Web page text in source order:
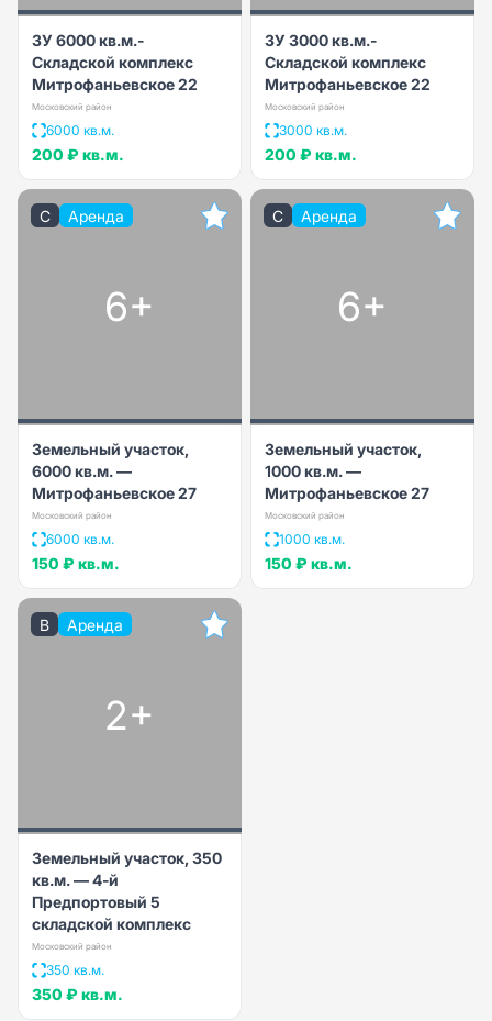
ЗУ 6000 кв.м.-
Складской комплекс
Митрофаньевское 22
Московский район
6000 кв.м.
200 ₽ кв.м.
ЗУ 3000 кв.м.-
Складской комплекс
Митрофаньевское 22
Московский район
3000 кв.м.
200 ₽ кв.м.
C Аренда
6+
Земельный участок,
6000 кв.м. —
Митрофаньевское 27
Московский район
6000 кв.м.
150 ₽ кв.м.
C Аренда
6+
Земельный участок,
1000 кв.м. —
Митрофаньевское 27
Московский район
1000 кв.м.
150 ₽ кв.м.
B Аренда
2+
Земельный участок, 350
кв.м. — 4-й
Предпортовый 5
складской комплекс
Московский район
350 кв.м.
350 ₽ кв.м.